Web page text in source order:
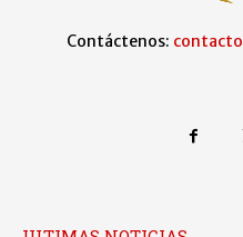
Contáctenos: